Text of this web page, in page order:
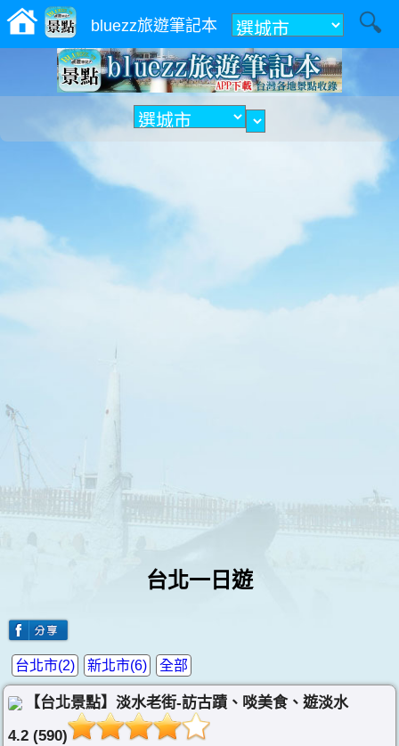
bluezz旅遊筆記本 附近
台北一日遊
全部
台北市(2) 新北市(6)
【台北景點】淡水老街-訪古蹟、啖美食、遊淡水
4.2 (590)